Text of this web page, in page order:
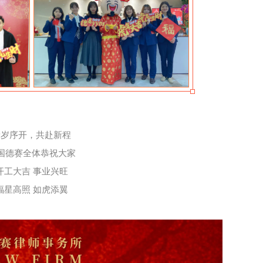
序开，共赴新程
德赛全体恭祝大家
工大吉 事业兴旺
星高照 如虎添翼